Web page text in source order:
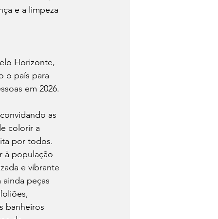
e a limpeza
Horizonte,
o país para
em 2026.
as
colorir a
por todos.
à população
e vibrante
peças
banheiros